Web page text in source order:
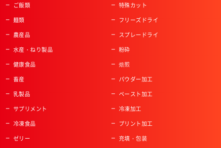
ご飯類
麺類
農産品
水産・ねり製品
健康食品
畜産
乳製品
サプリメント
冷凍食品
ゼリー
特殊カット
フリーズドライ
スプレードライ
粉砕
焙煎
パウダー加工
ペースト加工
冷凍加工
プリント加工
充填・包装